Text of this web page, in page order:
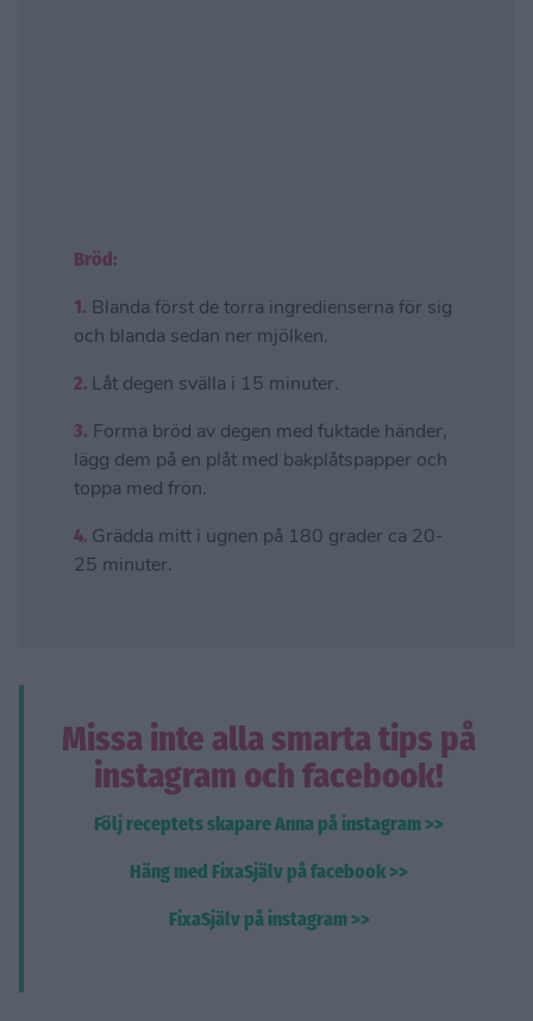
Bröd:
1. Blanda först de torra ingredienserna för sig
och blanda sedan ner mjölken.
2. Låt degen svälla i 15 minuter.
3. Forma bröd av degen med fuktade händer,
lägg dem på en plåt med bakplåtspapper och
toppa med frön.
4. Grädda mitt i ugnen på 180 grader ca 20-
25 minuter.
Missa inte alla smarta tips på
instagram och facebook!
Följ receptets skapare Anna på instagram >>
Häng med FixaSjälv på facebook >>
FixaSjälv på instagram >>